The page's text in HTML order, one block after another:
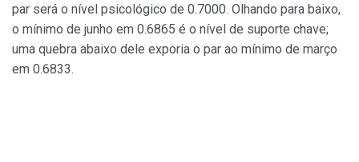
par será o nível psicológico de 0.7000. Olhando para baixo,
o mínimo de junho em 0.6865 é o nível de suporte chave;
uma quebra abaixo dele exporia o par ao mínimo de março
em 0.6833.